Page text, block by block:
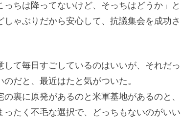
ちは降ってないけど、そっちはどうか」と
ゃぶりだから安心して、抗議集会を成功さ
て毎日すごしているのはいいが、それだっ
だと、最近はたと気がついた。
裏に原発があるのと米軍基地があるのと、
たく不毛な選択で、どっちもないのがいい